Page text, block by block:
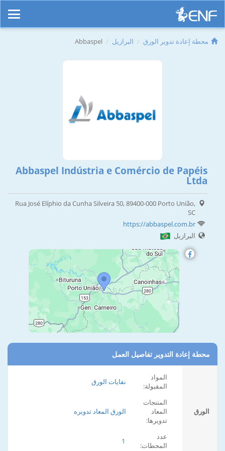
محطة إعادة تدوير الورق البرازيل Abbaspel
Abbaspel Indústria e Comércio de Papéis
Ltda
Rua José Elíphio da Cunha Silveira 50, 89400-000 Porto União,
SC
https://abbaspel.com.br
البرازيل
محطة إعادة التدوير تفاصيل العمل
الورق
المواد
المقبولة:
نفايات الورق
المنتجات
المعاد
تدويرها:
الورق المعاد تدويره
عدد
المحطات:
1